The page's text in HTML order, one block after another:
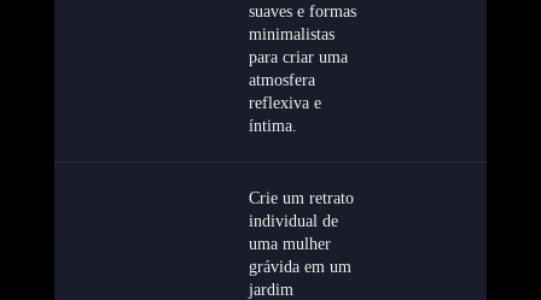
suaves e formas
minimalistas
para criar uma
atmosfera
reflexiva e
íntima.
Crie um retrato
individual de
uma mulher
grávida em um
jardim